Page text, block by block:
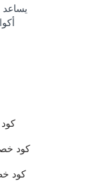
كود
كود